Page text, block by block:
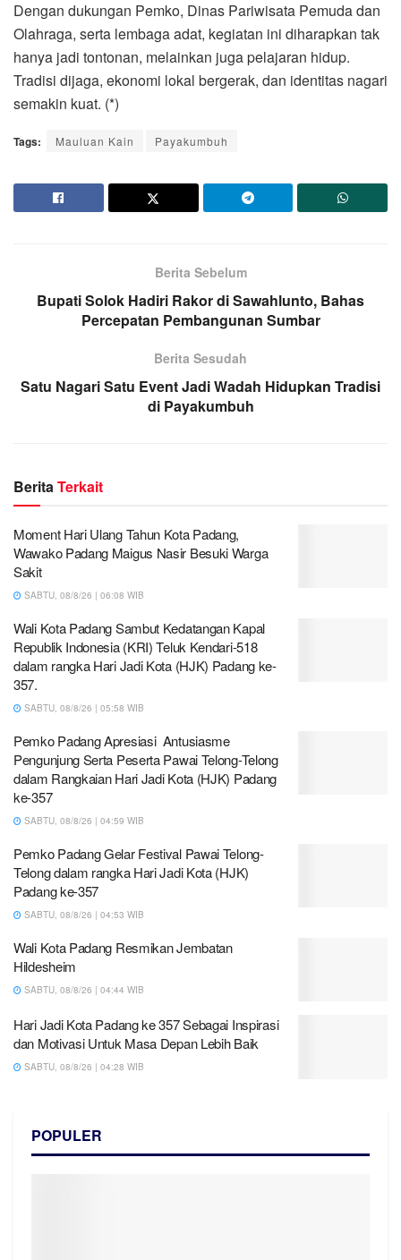
Dengan dukungan Pemko, Dinas Pariwisata Pemuda dan
Olahraga, serta lembaga adat, kegiatan ini diharapkan tak
hanya jadi tontonan, melainkan juga pelajaran hidup.
Tradisi dijaga, ekonomi lokal bergerak, dan identitas nagari
semakin kuat. (*)
Tags: Mauluan Kain Payakumbuh
Berita Sebelum
Bupati Solok Hadiri Rakor di Sawahlunto, Bahas
Percepatan Pembangunan Sumbar
Berita Sesudah
Satu Nagari Satu Event Jadi Wadah Hidupkan Tradisi
di Payakumbuh
BeritaTerkait
Moment Hari Ulang Tahun Kota Padang,
Wawako Padang Maigus Nasir Besuki Warga
Sakit
SABTU, 08/8/26 | 06:08 WIB
Wali Kota Padang Sambut Kedatangan Kapal
Republik Indonesia (KRI) Teluk Kendari-518
dalam rangka Hari Jadi Kota (HJK) Padang ke-
357.
SABTU, 08/8/26 | 05:58 WIB
Pemko Padang Apresiasi Antusiasme
Pengunjung Serta Peserta Pawai Telong-Telong
dalam Rangkaian Hari Jadi Kota (HJK) Padang
ke-357
SABTU, 08/8/26 | 04:59 WIB
Pemko Padang Gelar Festival Pawai Telong-
Telong dalam rangka Hari Jadi Kota (HJK)
Padang ke-357
SABTU, 08/8/26 | 04:53 WIB
Wali Kota Padang Resmikan Jembatan
Hildesheim
SABTU, 08/8/26 | 04:44 WIB
Hari Jadi Kota Padang ke 357 Sebagai Inspirasi
dan Motivasi Untuk Masa Depan Lebih Baik
SABTU, 08/8/26 | 04:28 WIB
POPULER